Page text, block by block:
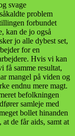
svage
problem
forbundet
kan de jo også
jo alle dybest set,
for en
Hvis vi kan
få samme resultat,
mangel på viden og
endnu mere magt.
befolkningen
samleje med
bollet hinanden
de får aids, samt at